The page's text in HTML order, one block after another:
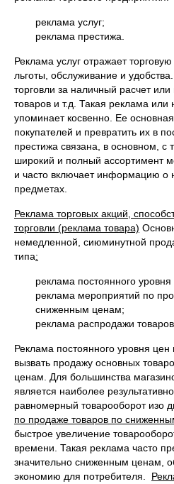
реклама услуг;
реклама престижа.
Реклама услуг отражает
льготы, обслуживание и
торговли за наличный расчет или
товаров и т.д. Такая реклама
упоминает косвенно. Ее
покупателей и превратить их в
престижа связана, в основном, с
широкий и полный ассортимент
и часто включает информацию о
предметах.
Реклама торговых акций,
торговли (реклама товара)
немедленной, сиюминутной
типа:
реклама постоянного уровня
реклама мероприятий по
сниженным ценам;
реклама распродажи товаров.
Реклама постоянного уровня
вызвать продажу основных
ценам. Для большинства
является наиболее
равномерный товарооборот изо
по продаже товаров по
быстрое увеличение
времени. Такая реклама часто
значительно сниженным ценам,
экономию для потребителя.